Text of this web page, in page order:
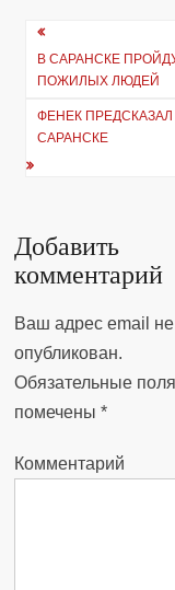
Навигация
по
записям
В САРАНСКЕ
ПОЖИЛЫХ ЛЮДЕЙ
ФЕНЕК
САРАНСКЕ
Добавить
комментарий
Ваш адрес email не
опубликован.
Обязательные поля
помечены*
Комментарий